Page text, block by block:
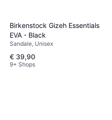
Birkenstock Gizeh Essentials
EVA - Black
Sandale, Unisex
€ 39,90
9+ Shops